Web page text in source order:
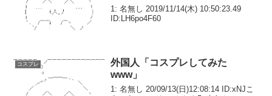
1: 名無し 2019/11/14(木) 10:50:23.49
ID:LH6po4F60
コスプレ
外国人「コスプレしてみた
www」
1: 名無し 20/09/13(日)12:08:14 ID:xNJこ